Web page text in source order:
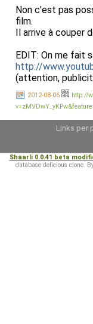
Non c'est pas
film.
Il arrive à couper
EDIT: On me fait
http://
(attention,
2012-08-06
http://
Links per
Shaarli 0.0.41 beta
database delicious clone.